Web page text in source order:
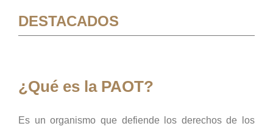
DESTACADOS
¿Qué es la PAOT?
Es un organismo que defiende los derechos de los